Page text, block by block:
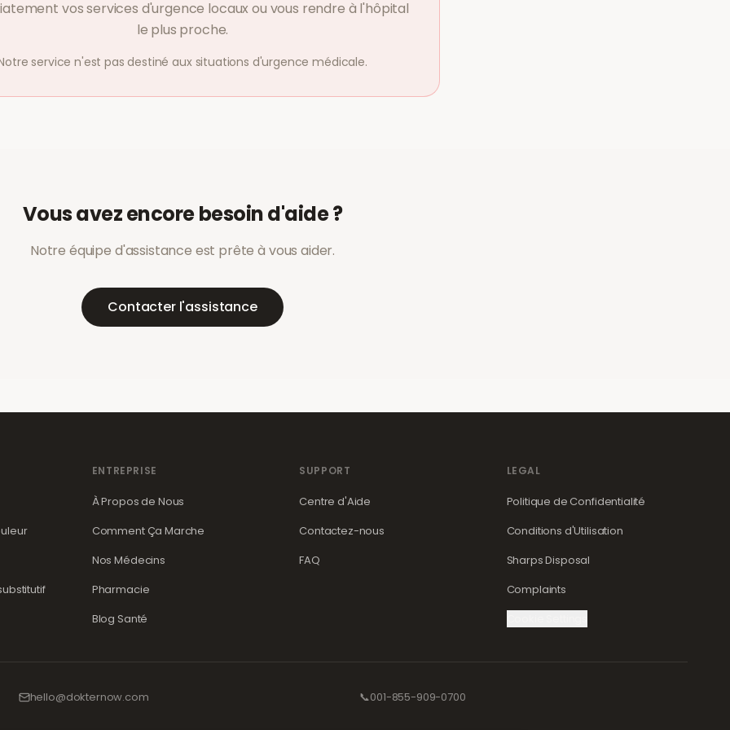
vos services d'urgence locaux ou vous rendre à l'hôpital
le plus proche.
service n'est pas destiné aux situations d'urgence médicale.
Vous avez encore besoin d'aide ?
Notre équipe d'assistance est prête à vous aider.
Contacter l'assistance
ENTREPRISE
À Propos de Nous
Comment Ça Marche
Nos Médecins
Pharmacie
Blog Santé
SUPPORT
Centre d'Aide
Contactez-nous
FAQ
LEGAL
Politique de Confidentialité
Conditions d'Utilisation
Sharps Disposal
Complaints
hello@dokternow.com 📞001-855-909-0700